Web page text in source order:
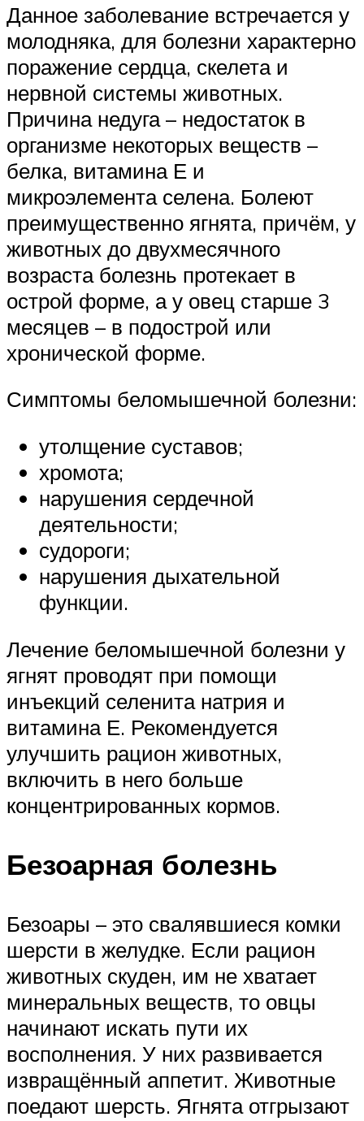
Данное заболевание встречается у
молодняка, для болезни характерно
поражение сердца, скелета и
нервной системы животных.
Причина недуга – недостаток в
организме некоторых веществ –
белка, витамина Е и
микроэлемента селена. Болеют
преимущественно ягнята, причём, у
животных до двухмесячного
возраста болезнь протекает в
острой форме, а у овец старше 3
месяцев – в подострой или
хронической форме.
Симптомы беломышечной болезни:
утолщение суставов;
хромота;
нарушения сердечной
деятельности;
судороги;
нарушения дыхательной
функции.
Лечение беломышечной болезни у
ягнят проводят при помощи
инъекций селенита натрия и
витамина Е. Рекомендуется
улучшить рацион животных,
включить в него больше
концентрированных кормов.
Безоарная болезнь
Безоары – это свалявшиеся комки
шерсти в желудке. Если рацион
животных скуден, им не хватает
минеральных веществ, то овцы
начинают искать пути их
восполнения. У них развивается
извращённый аппетит. Животные
поедают шерсть. Ягнята отгрызают